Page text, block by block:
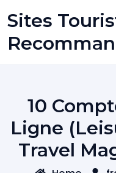
to
content
Sites
10
Ligne
Travel